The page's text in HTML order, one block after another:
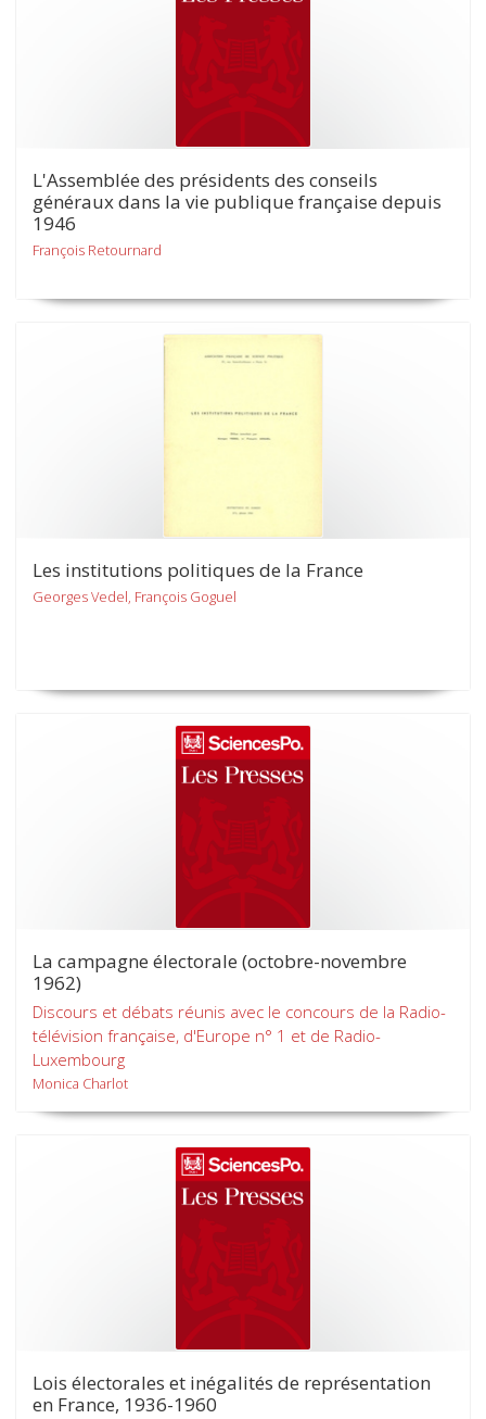
L'Assemblée des présidents des conseils
généraux dans la vie publique française depuis
1946
François Retournard
Les institutions politiques de la France
Georges Vedel, François Goguel
La campagne électorale (octobre-novembre
1962)
Discours et débats réunis avec le concours de la Radio-
télévision française, d'Europe n° 1 et de Radio-
Luxembourg
Monica Charlot
Lois électorales et inégalités de représentation
en France, 1936-1960